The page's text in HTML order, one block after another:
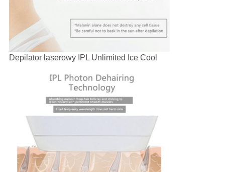
Depilator laserowy IPL Unlimited Ice Cool